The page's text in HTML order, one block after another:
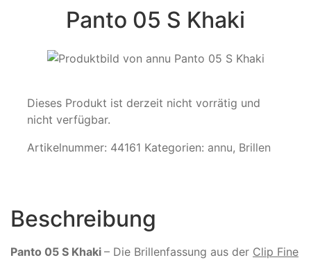
Panto 05 S Khaki
Dieses Produkt ist derzeit nicht vorrätig und
nicht verfügbar.
Artikelnummer: 44161 Kategorien: annu, Brillen
Beschreibung
Panto 05 S Khaki – Die Brillenfassung aus der Clip Fine